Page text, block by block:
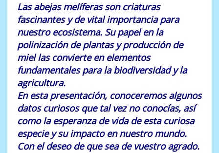
Las abejas melíferas son criaturas
fascinantes y de vital importancia para
nuestro ecosistema. Su papel en la
polinización de plantas y producción de
miel las convierte en elementos
fundamentales para la biodiversidad y la
agricultura.
En esta presentación, conoceremos algunos
datos curiosos que tal vez no conocías, así
como la esperanza de vida de esta curiosa
especie y su impacto en nuestro mundo.
Con el deseo de que sea de vuestro agrado.